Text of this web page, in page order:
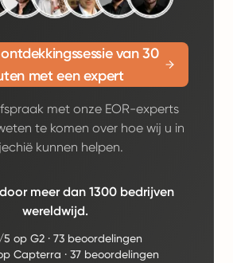
van 30
met een expert
met onze EOR-experts
te komen over hoe wij u in
kunnen helpen.
meer dan 1300 bedrijven
wereldwijd.
5 op G2· 73 beoordelingen
Capterra · 37 beoordelingen